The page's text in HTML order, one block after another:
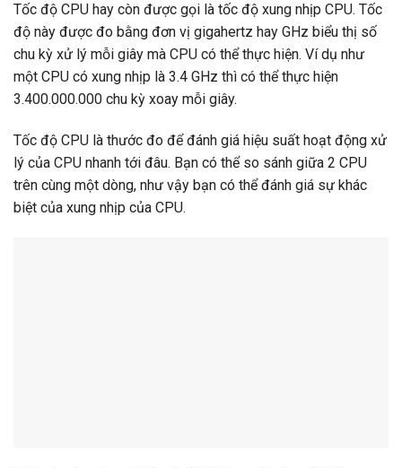
Tốc độ CPU hay còn được gọi là tốc độ xung nhịp CPU. Tốc
độ này được đo bằng đơn vị gigahertz hay GHz biểu thị số
chu kỳ xử lý mỗi giây mà CPU có thể thực hiện. Ví dụ như
một CPU có xung nhịp là 3.4 GHz thì có thể thực hiện
3.400.000.000 chu kỳ xoay mỗi giây.
Tốc độ CPU là thước đo để đánh giá hiệu suất hoạt động xử
lý của CPU nhanh tới đâu. Bạn có thể so sánh giữa 2 CPU
trên cùng một dòng, như vậy bạn có thể đánh giá sự khác
biệt của xung nhịp của CPU.